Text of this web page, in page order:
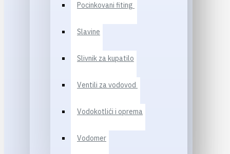
Pocinkovani fiting
Slavine
Slivnik za kupatilo
Ventili za vodovod
Vodokotlići i oprema
Vodomer